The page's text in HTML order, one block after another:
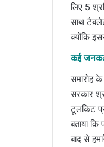
लिए 5
साथ
क्योंकि
कई
समारोह
सरकार
टूलकिट
बताया
बाद से